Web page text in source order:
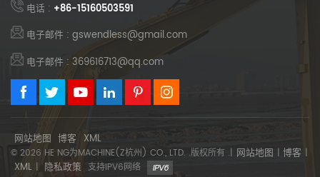
电话 : +86-15160503591
电子邮件 : gswendless@gmail.com
电子邮件 : 369616713@qq.com
网站地图 博客 XML
© 2026 HE NG为MACHINE(Z杭州) CO., LTD. .版权所有 .| 网站地图 | 博客 |
XML | 隐私政策 支持IPV6网络